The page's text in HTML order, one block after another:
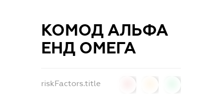
КОМОД АЛЬФА
ЕНД ОМЕГА
riskFactors.title